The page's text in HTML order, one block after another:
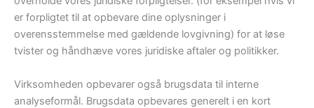
er forpligtet til at opbevare dine oplysninger i
overensstemmelse med gældende lovgivning) for at løse
tvister og håndhæve vores juridiske aftaler og politikker.
Virksomheden opbevarer også brugsdata til interne
analyseformål. Brugsdata opbevares generelt i en kort